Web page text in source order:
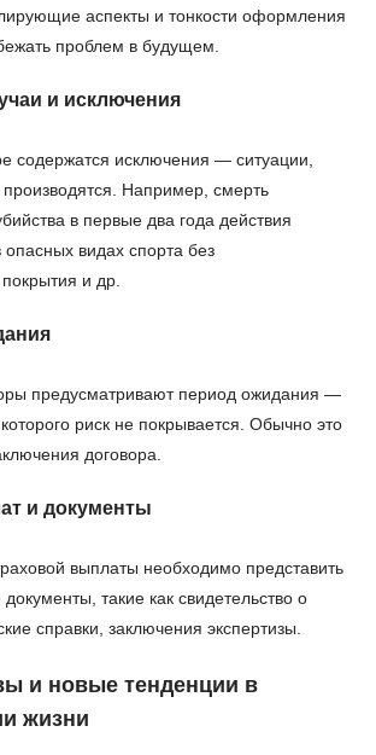
аспекты и тонкости оформления
проблем в будущем.
и исключения
содержатся исключения — ситуации,
производятся. Например, смерть
в первые два года действия
опасных видах спорта без
и др.
предусматривают период ожидания —
риск не покрывается. Обычно это
договора.
и документы
выплаты необходимо представить
такие как свидетельство о
справки, заключения экспертизы.
и новые тенденции в
жизни